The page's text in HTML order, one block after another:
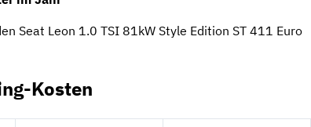
Seat Leon 1.0 TSI 81kW Style Edition ST 411 Euro
Kosten